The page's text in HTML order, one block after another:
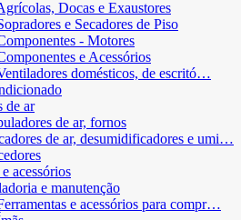
Docas e Exaustores
e Secadores de Piso
- Motores
e Acessórios
domésticos, de escritó…
de ar
de ar, fornos
de ar, desumidificadores e umi…
acessórios
e manutenção
e acessórios para compr…